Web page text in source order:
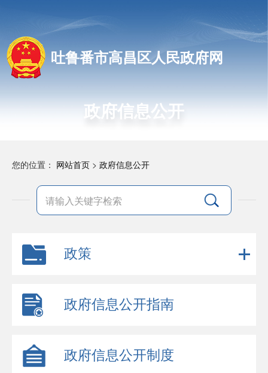
吐鲁番市高昌区人民政府网
政府信息公开
您的位置： 网站首页 > 政府信息公开
政策
政府信息公开指南
政府信息公开制度